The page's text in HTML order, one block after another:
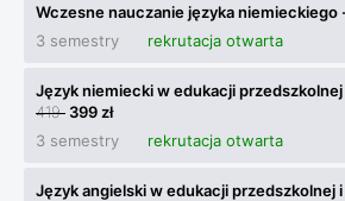
Wczesne nauczanie języka niemieckiego
3 semestry
rekrutacja otwarta
Język niemiecki w edukacji
419 399 zł
3 semestry
rekrutacja otwarta
Język angielski w edukacji przedszkolnej